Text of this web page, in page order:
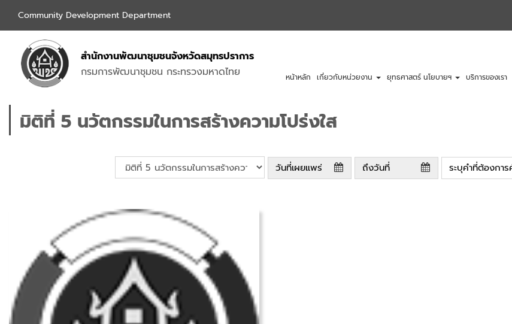
Community Development Department
สำนักงานพัฒนาชุมชนจังหวัดสมุทรปราการ
กรมการพัฒนาชุมชน กระทรวงมหาดไทย
หน้าหลัก เกี่ยวกับหน่วยงาน ยุทธศาสตร์ นโยบายฯ บริการของเรา
มิติที่ 5 นวัตกรรมในการสร้างความโปร่งใส